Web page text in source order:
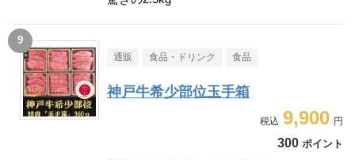
通販 食品・ドリンク 食品
神戸牛希少部位玉手箱
9,900
300 ポイント